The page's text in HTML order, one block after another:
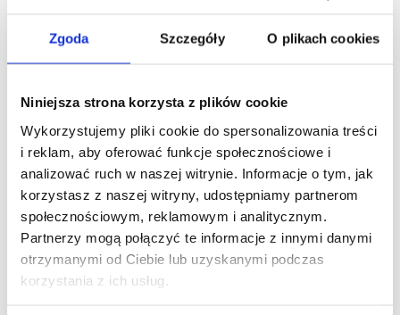
Zgoda Szczegóły O plikach cookies
Niniejsza strona korzysta z plików cookie
Wykorzystujemy pliki cookie do spersonalizowania treści
i reklam, aby oferować funkcje społecznościowe i
analizować ruch w naszej witrynie. Informacje o tym, jak
korzystasz z naszej witryny, udostępniamy partnerom
społecznościowym, reklamowym i analitycznym.
Partnerzy mogą połączyć te informacje z innymi danymi
otrzymanymi od Ciebie lub uzyskanymi podczas
korzystania z ich usług.
Recenzja książki: Psychopedagogika relacji. Analiza
transakcyjna dla nauczycieli i wychowawców / Jarosław
Transakcyjna, 2024, T. 13, s. 473-483
Axiopedagogy : Theoretical and Methodological Concept
and Practical Perspectives. Rzeszów, Uniwersytet
Rzeszowski: 2024, 329 s.
[współaut.] Levchuk I Social and psychological play theater
as an innovative interactive art - therapeutic technique in
the diagnostic, correctional, preventive work of a social
worker/ social educator/ psychologist W: Etické myslenie